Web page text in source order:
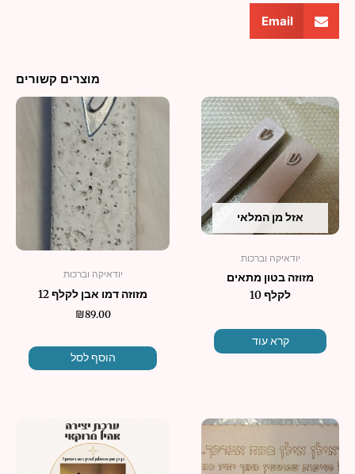
Email
מוצרים קשורים
אזל מן המלאי
יודאיקה וברכות
מזוזה בטון מתאים
לקלף 10
קרא עוד
יודאיקה וברכות
מזוזה דמו אבן לקלף 12
₪89.00
הוסף לסל